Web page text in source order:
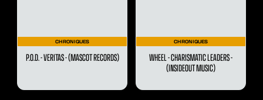
CHRONIQUES
P.O.D. - VERITAS - (MASCOT RECORDS)
CHRONIQUES
WHEEL - CHARISMATIC LEADERS -
(INSIDEOUT MUSIC)